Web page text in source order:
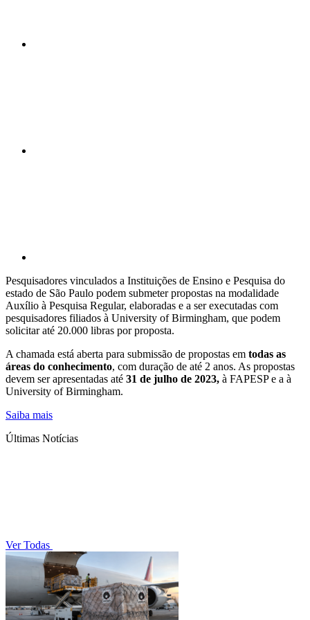
Pesquisadores vinculados a Instituições de Ensino e Pesquisa do
estado de São Paulo podem submeter propostas na modalidade
Auxílio à Pesquisa Regular, elaboradas e a ser executadas com
pesquisadores filiados à University of Birmingham, que podem
solicitar até 20.000 libras por proposta.
A chamada está aberta para submissão de propostas em todas as
áreas do conhecimento, com duração de até 2 anos. As propostas
devem ser apresentadas até 31 de julho de 2023, à FAPESP e a à
University of Birmingham.
Saiba mais
Últimas Notícias
Ver Todas